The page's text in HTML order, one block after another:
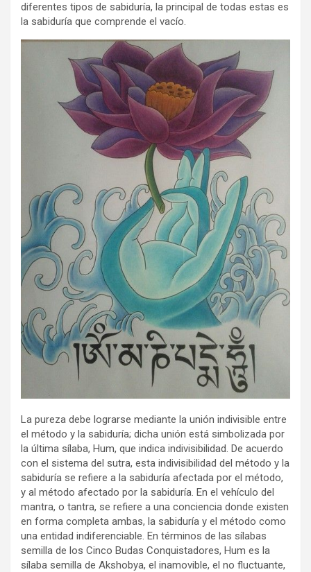
diferentes tipos de sabiduría, la principal de todas estas es
la sabiduría que comprende el vacío.
La pureza debe lograrse mediante la unión indivisible entre
el método y la sabiduría; dicha unión está simbolizada por
la última sílaba, Hum, que indica indivisibilidad. De acuerdo
con el sistema del sutra, esta indivisibilidad del método y la
sabiduría se refiere a la sabiduría afectada por el método,
y al método afectado por la sabiduría. En el vehículo del
mantra, o tantra, se refiere a una conciencia donde existen
en forma completa ambas, la sabiduría y el método como
una entidad indiferenciable. En términos de las sílabas
semilla de los Cinco Budas Conquistadores, Hum es la
sílaba semilla de Akshobya, el inamovible, el no fluctuante,